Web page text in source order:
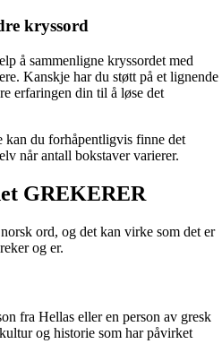
kryssord
å sammenligne kryssordet med
Kanskje har du støtt på et lignende
erfaringen din til å løse det
kan du forhåpentligvis finne det
når antall bokstaver varierer.
GREKERER
ord, og det kan virke som det er
og er.
fra Hellas eller en person av gresk
og historie som har påvirket